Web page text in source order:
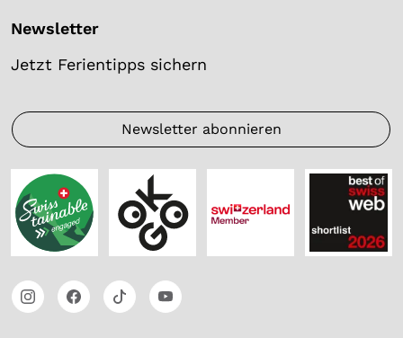
Newsletter
Jetzt Ferientipps sichern
Newsletter abonnieren